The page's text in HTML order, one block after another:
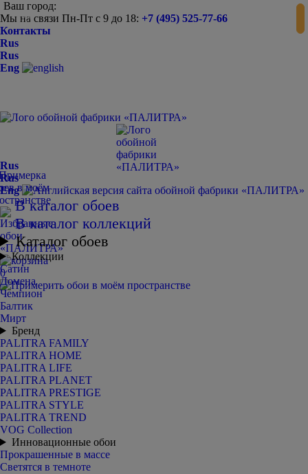
Ваш город:
Мы на связи Пн-Пт с 9 до 18: +7 (495) 525-77-66
Контакты
Rus
Rus
Eng
0
Rus
Rus
Eng
В каталог обоев
В каталог коллекций
Каталог обоев
Коллекции
Сатин
Домена
Чемпион
Балтик
Мирт
Бренд
PALITRA FAMILY
PALITRA HOME
PALITRA LIFE
PALITRA PLANET
PALITRA PRESTIGE
PALITRA STYLE
PALITRA TREND
VOG Collection
Инновационные обои
Прокрашенные в массе
Светятся в темноте
-